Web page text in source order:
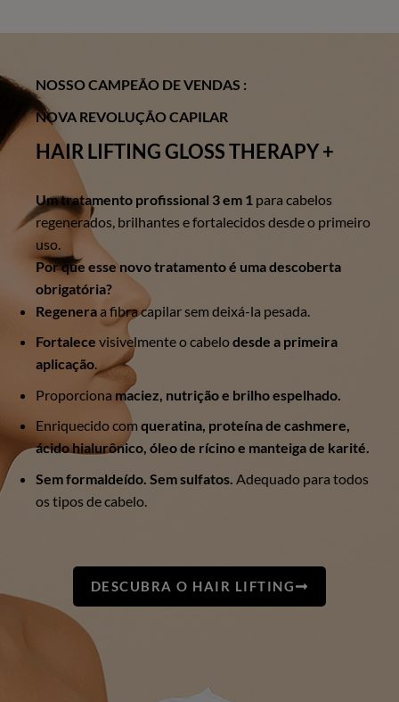
NOSSO CAMPEÃO DE VENDAS :
NOVA REVOLUÇÃO CAPILAR
HAIR LIFTING GLOSS THERAPY +
Um tratamento profissional 3 em 1 para cabelos
regenerados, brilhantes e fortalecidos desde o primeiro
uso.
Por que esse novo tratamento é uma descoberta
obrigatória?
Regeneraa fibra capilar sem deixá-la pesada.
Fortalece visivelmente o cabelodesde a primeira
aplicação.
Proporciona maciez, nutriçãoe brilho espelhado.
Enriquecido com queratina, proteína de cashmere,
ácido hialurônico, óleo de rícino e manteiga de karité.
Sem formaldeído. Sem sulfatos. Adequado para todos
os tipos de cabelo.
DESCUBRA O HAIR LIFTING